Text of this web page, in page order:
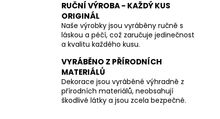
RUČNÍ VÝROBA - KAŽDÝ KUS
ORIGINÁL
Naše výrobky jsou vyráběny ručně s
láskou a péčí, což zaručuje jedinečnost
a kvalitu každého kusu.
VYRÁBĚNO Z PŘÍRODNÍCH
MATERIÁLŮ
Dekorace jsou vyráběné výhradně z
přírodních materiálů, neobsahují
škodlivé látky a jsou zcela bezpečné.